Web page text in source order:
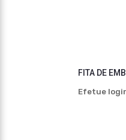
FITA DE
Efetue